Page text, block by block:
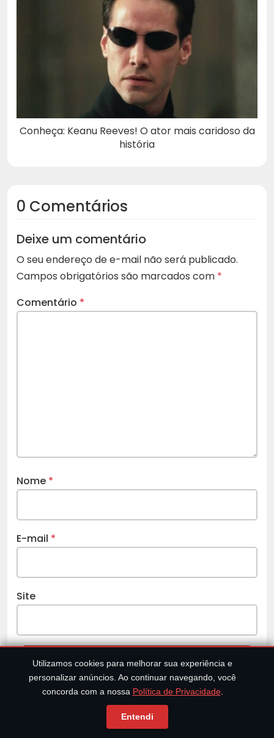
Conheça: Keanu Reeves! O ator mais caridoso da
história
0 Comentários
Deixe um comentário
O seu endereço de e-mail não será publicado.
Campos obrigatórios são marcados com *
Comentário *
Nome *
E-mail *
Site
ATLAS ESOTÉRICO
Utilizamos cookies para melhorar sua experiência e
personalizar anúncios. Ao continuar navegando, você
concorda com a nossa Política de Privacidade.
Entendi